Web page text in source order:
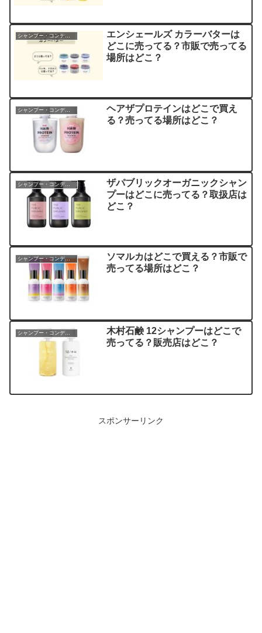
シャンプー・コンディショナー
エンシェールズ カラーバターは
どこに売ってる？市販で売ってる
場所はどこ？
ヘアザプロテインはどこで買え
る？売ってる場所はどこ？
ザパブリックオーガニックシャン
プーはどこに売ってる？取扱店は
どこ？
シャンプー・コンディショナー
ソマルカはどこで買える？市販で
売ってる場所はどこ？
木村石鹸 12シャンプーはどこで
売ってる？販売店はどこ？
スポンサーリンク